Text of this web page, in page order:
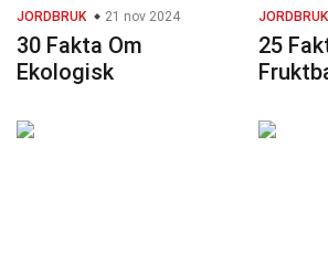
JORDBRUK 21 nov 2024
30 Fakta Om
Ekologisk
JORDBRUK
25